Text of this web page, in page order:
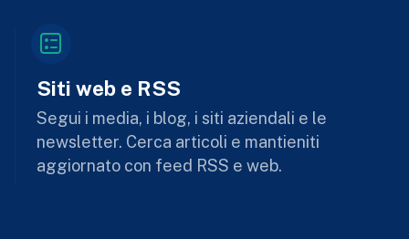
Siti web e RSS
Segui i media, i blog, i siti aziendali e le
newsletter. Cerca articoli e mantieniti
aggiornato con feed RSS e web.